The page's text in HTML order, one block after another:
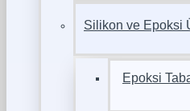
Silikon ve Epoksi
Epoksi